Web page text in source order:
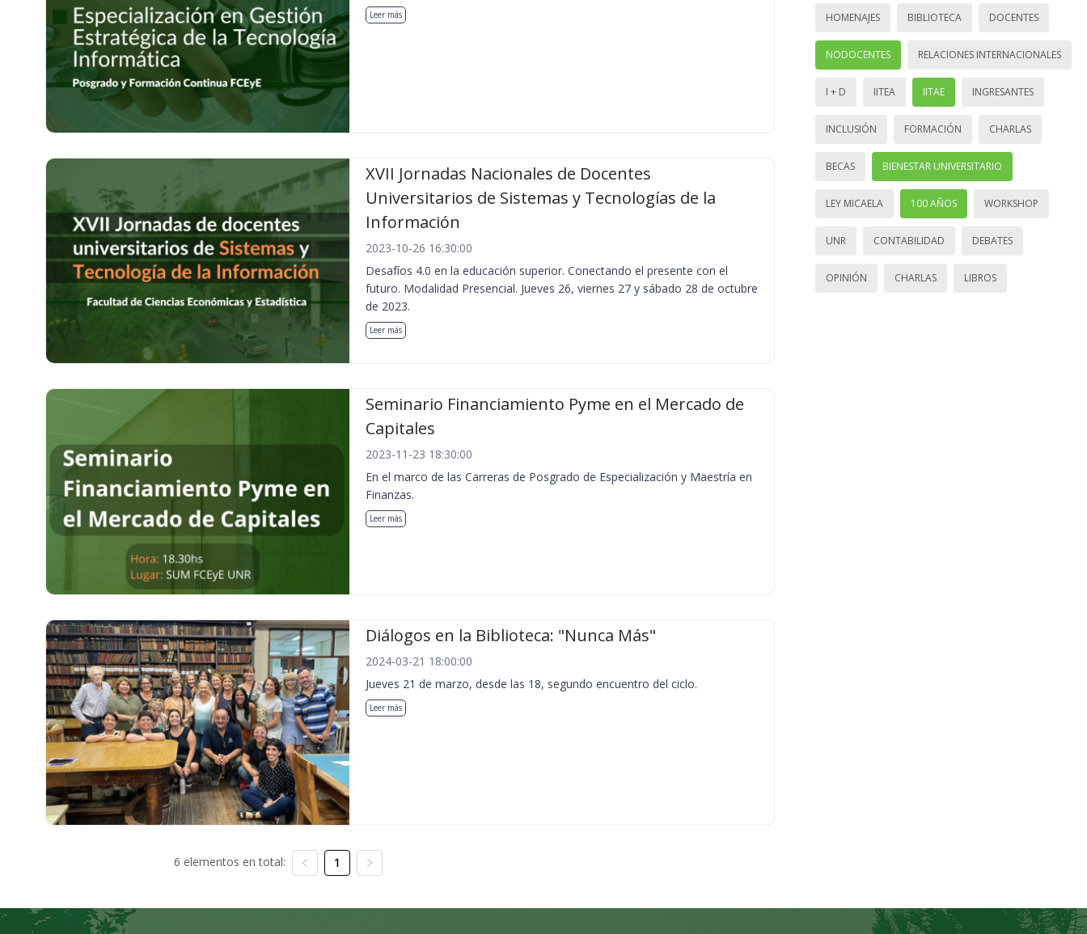
Leer más
XVII Jornadas Nacionales de Docentes
Universitarios de Sistemas y Tecnologías de la
Información
2023-10-26 16:30:00
Desafíos 4.0 en la educación superior. Conectando el presente con el
futuro. Modalidad Presencial. Jueves 26, viernes 27 y sábado 28 de octubre
de 2023.
Leer más
Seminario Financiamiento Pyme en el Mercado de
Capitales
2023-11-23 18:30:00
En el marco de las Carreras de Posgrado de Especialización y Maestría en
Finanzas.
Leer más
Diálogos en la Biblioteca: "Nunca Más"
2024-03-21 18:00:00
Jueves 21 de marzo, desde las 18, segundo encuentro del ciclo.
Leer más
6 elementos en total: 1
HOMENAJES BIBLIOTECA DOCENTES
NODOCENTES RELACIONES INTERNACIONALES
I + D IITEA IITAE INGRESANTES
INCLUSIÓN FORMACIÓN CHARLAS
BECAS BIENESTAR UNIVERSITARIO
LEY MICAELA 100 AÑOS WORKSHOP
UNR CONTABILIDAD DEBATES
OPINIÓN CHARLAS LIBROS